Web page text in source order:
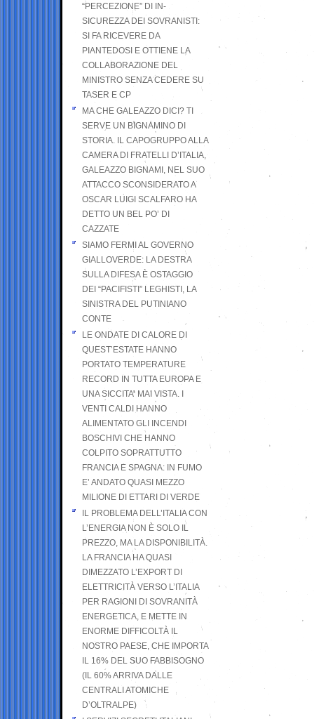
“PERCEZIONE” DI IN-
SICUREZZA DEI SOVRANISTI:
SI FA RICEVERE DA
PIANTEDOSI E OTTIENE LA
COLLABORAZIONE DEL
MINISTRO SENZA CEDERE SU
TASER E CP
MA CHE GALEAZZO DICI? TI
SERVE UN BIGNAMINO DI
STORIA. IL CAPOGRUPPO ALLA
CAMERA DI FRATELLI D’ITALIA,
GALEAZZO BIGNAMI, NEL SUO
ATTACCO SCONSIDERATO A
OSCAR LUIGI SCALFARO HA
DETTO UN BEL PO’ DI
CAZZATE
SIAMO FERMI AL GOVERNO
GIALLOVERDE: LA DESTRA
SULLA DIFESA È OSTAGGIO
DEI “PACIFISTI” LEGHISTI, LA
SINISTRA DEL PUTINIANO
CONTE
LE ONDATE DI CALORE DI
QUEST’ESTATE HANNO
PORTATO TEMPERATURE
RECORD IN TUTTA EUROPA E
UNA SICCITA’ MAI VISTA. I
VENTI CALDI HANNO
ALIMENTATO GLI INCENDI
BOSCHIVI CHE HANNO
COLPITO SOPRATTUTTO
FRANCIA E SPAGNA: IN FUMO
E’ ANDATO QUASI MEZZO
MILIONE DI ETTARI DI VERDE
IL PROBLEMA DELL’ITALIA CON
L’ENERGIA NON È SOLO IL
PREZZO, MA LA DISPONIBILITÀ.
LA FRANCIA HA QUASI
DIMEZZATO L’EXPORT DI
ELETTRICITÀ VERSO L’ITALIA
PER RAGIONI DI SOVRANITÀ
ENERGETICA, E METTE IN
ENORME DIFFICOLTÀ IL
NOSTRO PAESE, CHE IMPORTA
IL 16% DEL SUO FABBISOGNO
(IL 60% ARRIVA DALLE
CENTRALI ATOMICHE
D’OLTRALPE)